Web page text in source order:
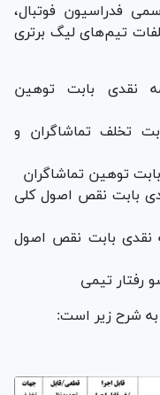
فدراسیون فوتبال،
تیم‌های لیگ برتری
جریمه نقدی بابت توهین
بابت تخلف تماشاگران و
نقدی بابت نقص اصول کلی
جریمه نقدی بابت نقص اصول
به شرح زیر است: